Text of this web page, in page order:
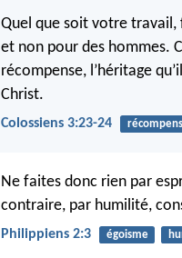
Quel que soit votre
et non pour des hommes.
récompense, l’héritage
Christ.
Colossiens 3:23-24
Ne faites donc rien par
contraire, par humilité,
Philippiens 2:3 égoisme